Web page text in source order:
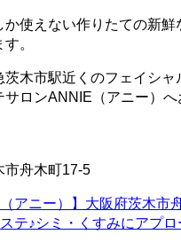
か使えない作りたての新鮮
。
茨木市駅近くのフェイシャ
サロンANNIE（アニー）へ
市舟木町17-5
（アニー）】大阪府茨木市
テ♪シミ・くすみにアプ